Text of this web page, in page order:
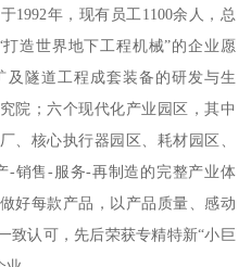
1992年，现有员工1100余人，总
造世界地下工程机械”的企业愿
隧道工程成套装备的研发与生
院；六个现代化产业园区，其中
、核心执行器园区、耗材园区、
-销售-服务-再制造的完整产业体
好每款产品，以产品质量、感动
致认可，先后荣获专精特新“小巨